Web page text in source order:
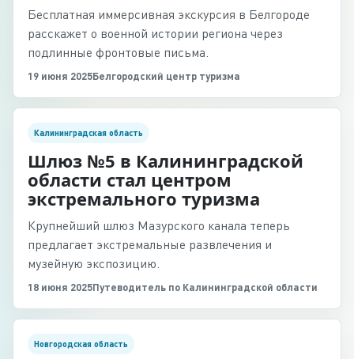
Бесплатная иммерсивная экскурсия в Белгороде
расскажет о военной истории региона через
подлинные фронтовые письма.
19 июня 2025Белгородский центр туризма
Калининградская область
Шлюз №5 в Калининградской
области стал центром
экстремального туризма
Крупнейший шлюз Мазурского канала теперь
предлагает экстремальные развлечения и
музейную экспозицию.
18 июня 2025Путеводитель по Калининградской области
Новгородская область